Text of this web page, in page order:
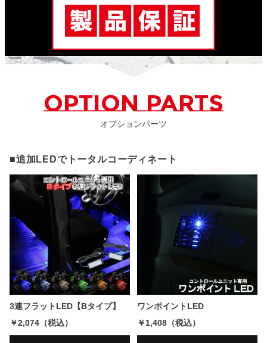
OPTION PARTS
オプションパーツ
■追加LEDでトータルコーディネート
3連フラットLED【Bタイプ】
￥2,074（税込）
ワンポイントLED
￥1,408（税込）